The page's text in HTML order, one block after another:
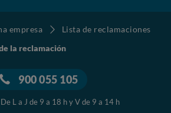
empresa
Lista de reclamaciones
la reclamación
900 055 105
De L a J de 9 a 18 h y V de 9 a 14 h